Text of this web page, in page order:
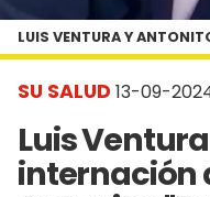
SU SALUD 13-09-
Luis
internación
LUIS VENTURA Y